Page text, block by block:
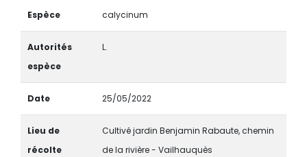
Espèce calycinum
Autorités
espèce
L.
Date 25/05/2022
Lieu de
récolte
Cultivé jardin Benjamin Rabaute, chemin
de la rivière - Vailhauquès